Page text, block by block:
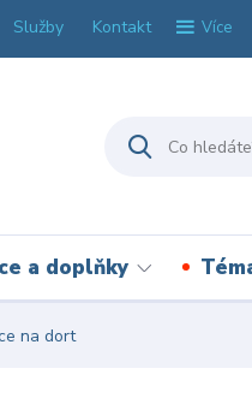
Služby Kontakt Více
a doplňky
na dort